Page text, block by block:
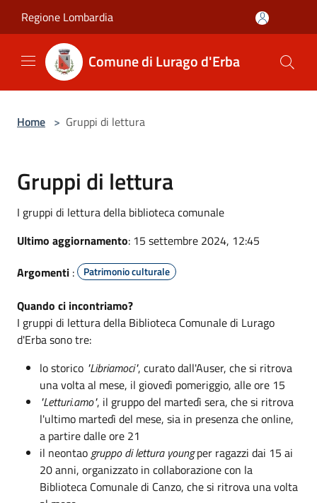
Regione Lombardia
Comune di Lurago d'Erba
Home > Gruppi di lettura
Gruppi di lettura
I gruppi di lettura della biblioteca comunale
Ultimo aggiornamento: 15 settembre 2024, 12:45
Argomenti : Patrimonio culturale
Quando ci incontriamo?
I gruppi di lettura della Biblioteca Comunale di Lurago
d'Erba sono tre:
lo storico "Libriamoci", curato dall'Auser, che si ritrova
una volta al mese, il giovedì pomeriggio, alle ore 15
"Letturi.amo", il gruppo del martedì sera, che si ritrova
l'ultimo martedì del mese, sia in presenza che online,
a partire dalle ore 21
il neontao gruppo di lettura youngper ragazzi dai 15 ai
20 anni, organizzato in collaborazione con la
Biblioteca Comunale di Canzo, che si ritrova una volta